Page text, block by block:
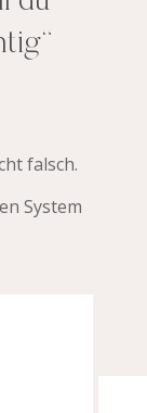
falsch.
System